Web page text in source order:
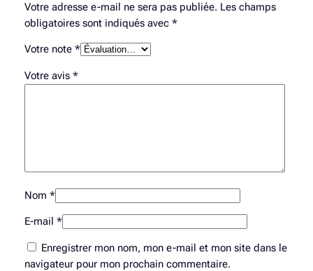
Votre adresse e-mail ne sera pas publiée. Les champs
obligatoires sont indiqués avec *
Votre note *
Votre avis *
Nom *
E-mail *
Enregistrer mon nom, mon e-mail et mon site dans le
navigateur pour mon prochain commentaire.